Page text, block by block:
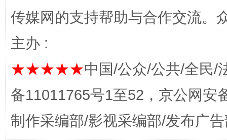
揭开“小金库”的免责幌子
传媒网的支持帮助与合作交流。
主办 :
★★★★★中国/公众/公共/全民/
备11011765号1至52，京公网安
制作采编部/影视采编部/发布广